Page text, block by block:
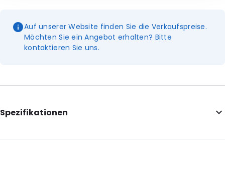
Auf unserer Website finden Sie die Verkaufspreise.
Möchten Sie ein Angebot erhalten? Bitte
kontaktieren Sie uns.
Spezifikationen
Additional information: Bitte beachten Sie: Die Preise gelten